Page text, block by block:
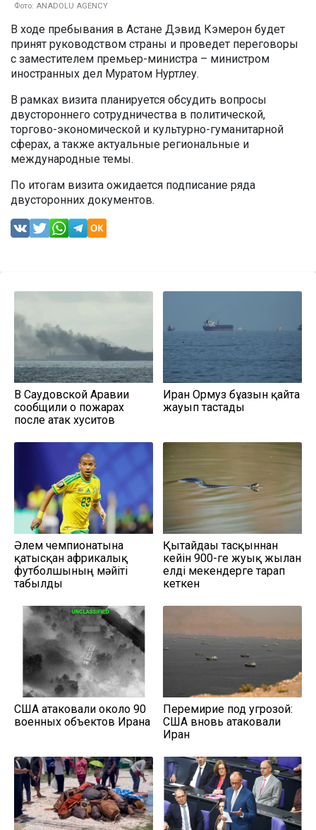
Фото: ANADOLU AGENCY
В ходе пребывания в Астане Дэвид Кэмерон будет
принят руководством страны и проведет переговоры
с заместителем премьер-министра – министром
иностранных дел Муратом Нуртлеу.
В рамках визита планируется обсудить вопросы
двустороннего сотрудничества в политической,
торгово-экономической и культурно-гуманитарной
сферах, а также актуальные региональные и
международные темы.
По итогам визита ожидается подписание ряда
двусторонних документов.
В Саудовской Аравии
сообщили о пожарах
после атак хуситов
Иран Ормуз бұғазын қайта
жауып тастады
Әлем чемпионатына
қатысқан африкалық
футболшының мәйіті
табылды
Қытайдағы тасқыннан
кейін 900-ге жуық жылан
елді мекендерге тарап
кеткен
США атаковали около 90
военных объектов Ирана
Перемирие под угрозой:
США вновь атаковали
Иран